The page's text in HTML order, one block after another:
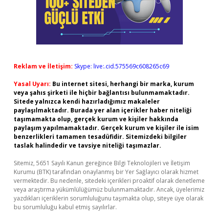
Reklam ve İletişim: Skype: live:.cid.575569c608265c69
Yasal Uyarı: Bu internet sitesi, herhangi bir marka, kurum
veya şahıs şirketi ile hiçbir bağlantısı bulunmamaktadır.
Sitede yalnızca kendi hazırladığımız makaleler
paylaşılmaktadır. Burada yer alan içerikler haber niteliği
taşımamakta olup, gerçek kurum ve kişiler hakkında
paylaşım yapılmamaktadır. Gerçek kurum ve kişiler ile isim
benzerlikleri tamamen tesadüfidir. Sitemizdeki bilgiler
taslak halindedir ve tavsiye niteliği taşımazlar.
Sitemiz, 5651 Sayılı Kanun gereğince Bilgi Teknolojileri ve İletişim
Kurumu (BTK) tarafından onaylanmış bir Yer Sağlayıcı olarak hizmet
vermektedir. Bu nedenle, sitedeki içerikleri proaktif olarak denetleme
veya araştırma yükümlülüğümüz bulunmamaktadır. Ancak, üyelerimiz
yazdıkları içeriklerin sorumluluğunu taşımakta olup, siteye üye olarak
bu sorumluluğu kabul etmiş sayılırlar.